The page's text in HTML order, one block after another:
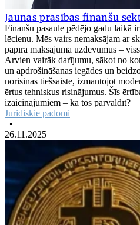
Jaunas prasības finanšu
Finanšu pasaule pēdējo gadu laikā
lēcienu. Mēs vairs nemaksājam ar
papīra maksājuma uzdevumus –
Arvien vairāk darījumu, sākot no
un apdrošināšanas iegādes un
norisinās tiešsaistē, izmantojot
ērtus tehniskus risinājumus. Šīs
izaicinājumiem – kā tos pārvaldīt?
Juridiskie padomi
•
26.11.2025